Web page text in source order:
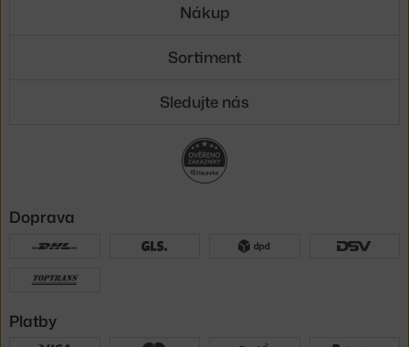
Nákup
Sortiment
Sledujte nás
Doprava
Platby